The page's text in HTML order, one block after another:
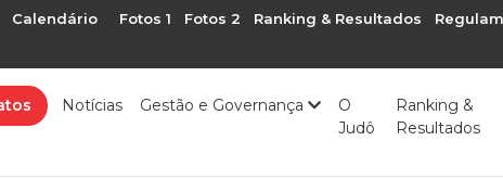
Calendário Fotos 1 Fotos 2 Ranking & Resultados
Notícias Gestão e Governança
O
Judô
Ranking &
Resultados